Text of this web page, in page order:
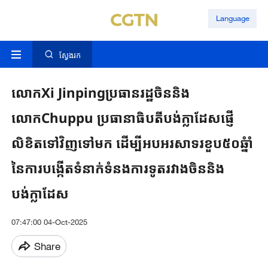
Language
ស្វែងរក
លោកXi Jinpingប្រធានរដ្ឋចិននិង
លោកChuppu ប្រធានាធិបតីបង់ក្លាដែសផ្ញើ
លិខិតទៅវិញទៅមក ដើម្បីអបអរសាទរខួប៥០ឆ្នំាំ
នៃការបង្កើតទំនាក់ទំនងការទូតរវាងចិននិង
បង់ក្លាដែស
07:47:00 04-Oct-2025
Share